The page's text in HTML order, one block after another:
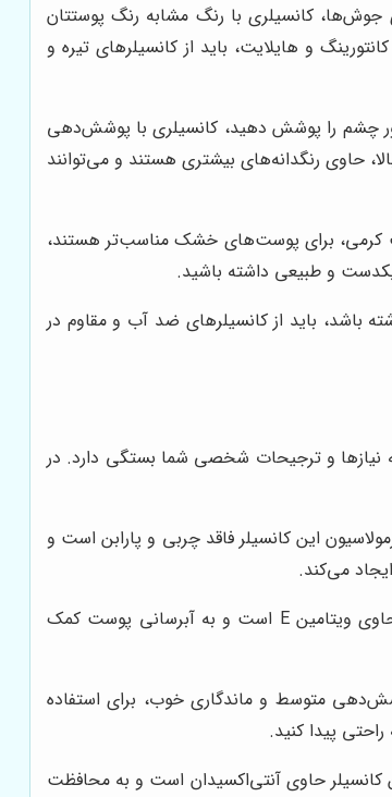
کانسیلری با رنگ مشابه رنگ پوستتان
و هایلایت، باید از کانسیلرهای تیره و
چشم را پوشش دهید، کانسیلری با پوشش‌دهی
حاوی رنگدانه‌های بیشتری هستند و می‌توانند
کرمی، برای پوست‌های خشک مناسب‌تر هستند،
و طبیعی داشته باشید.
باشد، باید از کانسیلرهای ضد آب و مقاوم در
به نیازها و ترجیحات شخصی شما بستگی دارد. در
این کانسیلر فاقد چربی و پارابن است و
می‌کند.
کانسیلر مایع ترو مچ لورآل: این کانسیلر با بافت سبک و پوشش‌دهی متوسط، برای استفاده روزانه مناسب است. فرمولاسیون این کانسیلر حاوی ویتامین E است و به آبرسانی پوست کمک
متوسط و ماندگاری خوب، برای استفاده
پیدا کنید.
حاوی آنتی‌اکسیدان است و به محافظت